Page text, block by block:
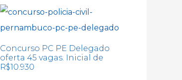
Concurso PC PE Delegado
oferta 45 vagas. Inicial de
R$10.930